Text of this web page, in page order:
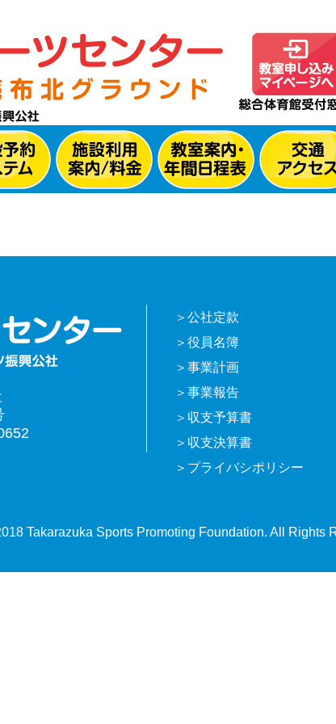
公社定款
役員名簿
事業計画
事業報告
収支予算書
収支決算書
プライバシポリシー
Takarazuka Sports Promoting Foundation. All Rights